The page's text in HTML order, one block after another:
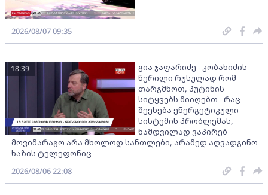
2026/08/07 09:35
გია ჯაფარიძე - კობახიძის
წერილი რუსულად რომ
თარგმნოთ, პუტინის
სიტყვებს მიიღებთ - რაც
შეეხება ენერგეტიკული
სისტემის პრობლემას,
ნამდვილად ვაპირებ
მოვიმარაგო არა მხოლოდ სანთლები, არამედ აღვადგინო
ხაზის ტელეფონიც
18:39
2026/08/06 22:08